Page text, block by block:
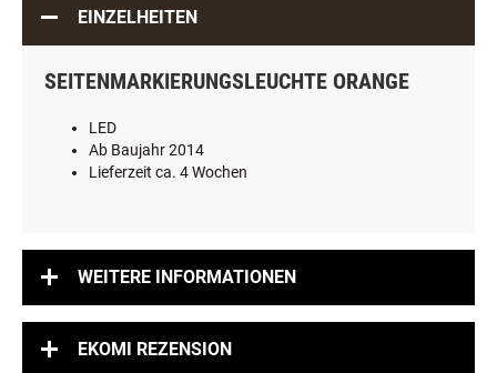
EINZELHEITEN
SEITENMARKIERUNGSLEUCHTE ORANGE
LED
Ab Baujahr 2014
Lieferzeit ca. 4 Wochen
WEITERE INFORMATIONEN
EKOMI REZENSION